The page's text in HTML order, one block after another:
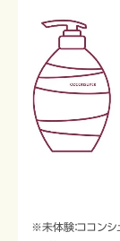
※未体験：ココン